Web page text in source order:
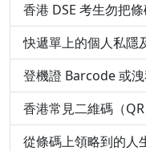
香港 DSE 考生勿把
快遞單上的個人私隱
登機證 Barcode 或
香港常見二維碼（
從條碼上領略到的人